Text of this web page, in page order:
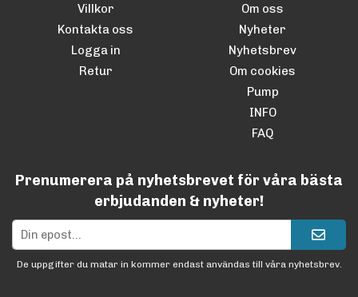
Villkor
Kontakta oss
Logga in
Retur
Om oss
Nyheter
Nyhetsbrev
Om cookies
Pump
INFO
FAQ
Prenumerera på nyhetsbrevet för våra bästa
erbjudanden & nyheter!
De uppgifter du matar in kommer endast användas till våra nyhetsbrev.